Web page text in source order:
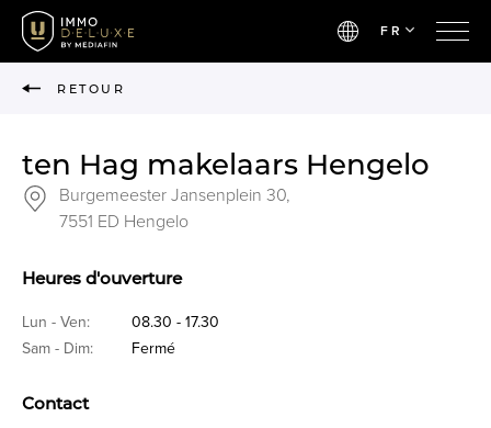
FR
RETOUR
ten Hag makelaars Hengelo
Burgemeester Jansenplein 30,
7551 ED Hengelo
Heures d'ouverture
Lun - Ven:
08.30 - 17.30
Sam - Dim:
Fermé
Contact